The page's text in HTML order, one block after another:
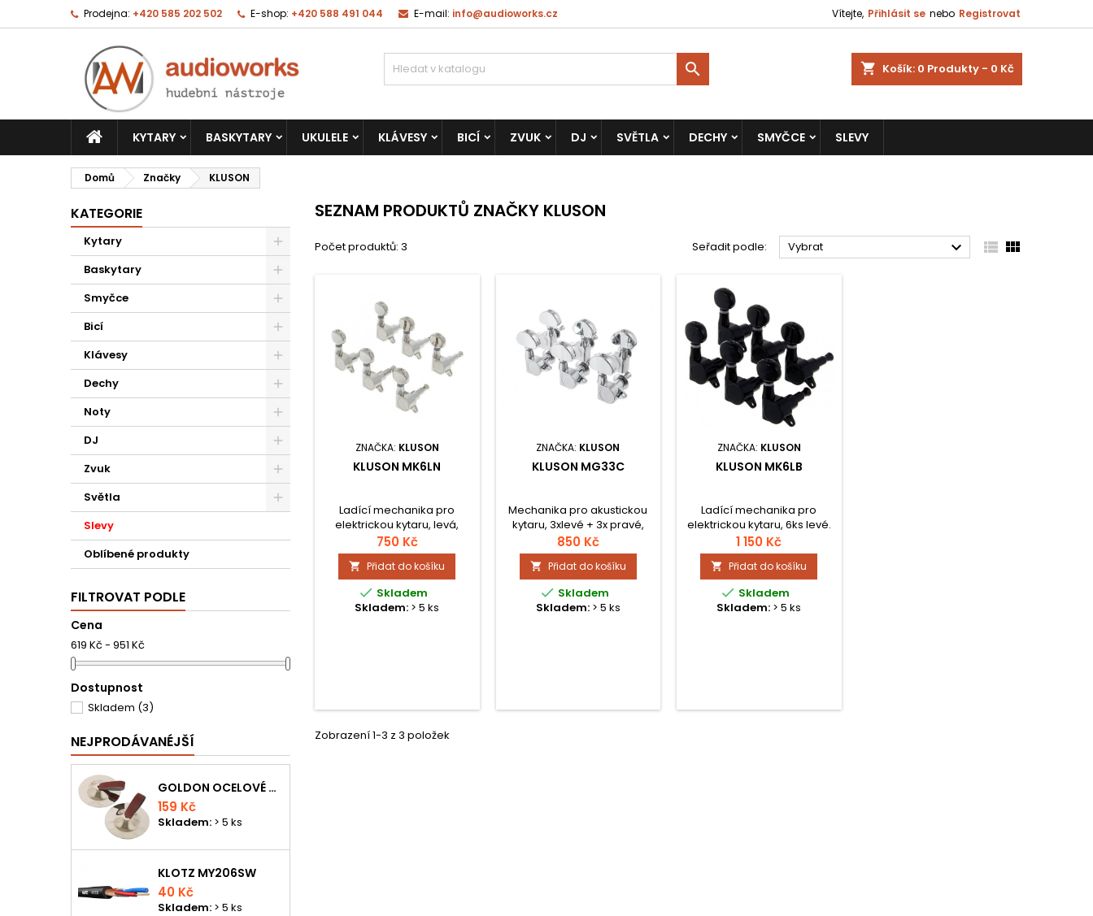
Prodejna: +420 585 202 502 E-shop: +420 588 491 044 E-mail: info@audioworks.cz Vítejte, Přihlásit se nebo Registrovat
shopping_cart Košík: 0 Produkty - 0 Kč

KYTARY BASKYTARY UKULELE KLÁVESY BICÍ ZVUK DJ SVĚTLA DECHY SMYČCE SLEVY
Domů Značky KLUSON
KATEGORIE
Kytary
Baskytary
Smyčce
Bicí
Klávesy
Dechy
Noty
DJ
Zvuk
Světla
Slevy
Oblíbené produkty
FILTROVAT PODLE
Cena
619 Kč - 951 Kč
Dostupnost
Skladem (3)
NEJPRODÁVANÉJŠÍ
GOLDON OCELOVÉ PRSTOVÉ ČINELKY
159 Kč
Skladem: > 5 ks
KLOTZ MY206SW
40 Kč
Skladem: > 5 ks
SEZNAM PRODUKTŮ ZNAČKY KLUSON
Počet produktů: 3 Seřadit podle: Vybrat   
ZNAČKA: KLUSON
KLUSON MK6LN
Ladící mechanika pro
elektrickou kytaru, levá,
sada (6k)s. Cena za sadu.
750 Kč
 Přidat do košíku
 Skladem
Skladem: > 5 ks
ZNAČKA: KLUSON
KLUSON MG33C
Mechanika pro akustickou
kytaru, 3xlevé + 3x pravé,
cena za sadu.
850 Kč
 Přidat do košíku
 Skladem
Skladem: > 5 ks
ZNAČKA: KLUSON
KLUSON MK6LB
Ladící mechanika pro
elektrickou kytaru, 6ks levé.
Cena za sadu (6ks).
1 150 Kč
 Přidat do košíku
 Skladem
Skladem: > 5 ks
Zobrazení 1-3 z 3 položek